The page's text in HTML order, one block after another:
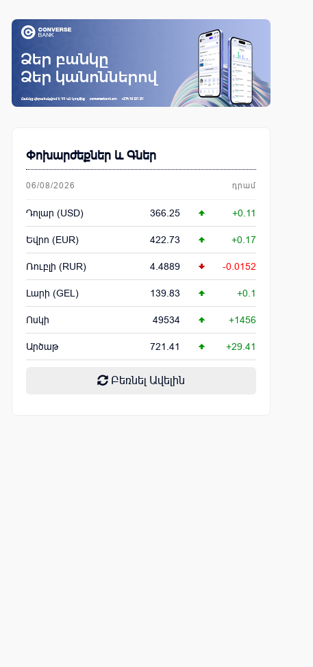
Փոխարժեքներ և Գներ
06/08/2026 դրամ
Դոլար (USD) 366.25 +0.11
Եվրո (EUR) 422.73 +0.17
Ռուբլի (RUR) 4.4889 -0.0152
Լարի (GEL) 139.83 +0.1
Ոսկի 49534 +1456
Արծաթ 721.41 +29.41
Բեռնել Ավելին